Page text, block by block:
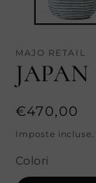
MAJO RETAIL
JAPAN
Prezzo
di
€470,00
Imposte incluse.
Colori